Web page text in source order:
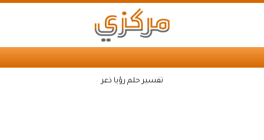
تفسير حلم رؤيا ذعر